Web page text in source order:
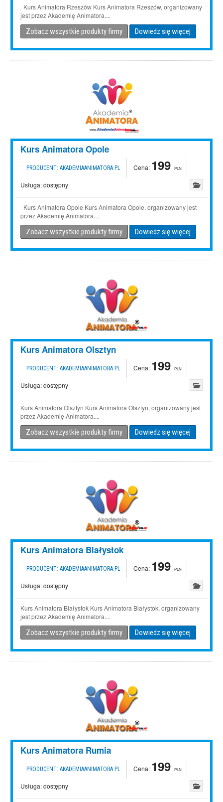
Kurs Animatora Rzeszów Kurs Animatora Rzeszów, organizowany
jest przez Akademię Animatora....
Zobacz wszystkie produkty firmy Dowiedz się więcej
Kurs Animatora Opole
PRODUCENT: AKADEMIAANIMATORA.PL Cena: 199 PLN
Usługa:dostępny
Kurs Animatora Opole Kurs Animatora Opole, organizowany jest
przez Akademię Animatora....
Zobacz wszystkie produkty firmy Dowiedz się więcej
Kurs Animatora Olsztyn
PRODUCENT: AKADEMIAANIMATORA.PL Cena: 199 PLN
Usługa:dostępny
Kurs Animatora Olsztyn Kurs Animatora Olsztyn, organizowany jest
przez Akademię Animatora....
Zobacz wszystkie produkty firmy Dowiedz się więcej
Kurs Animatora Białystok
PRODUCENT: AKADEMIAANIMATORA.PL Cena: 199 PLN
Usługa:dostępny
Kurs Animatora Białystok Kurs Animatora Białystok, organizowany
jest przez Akademię Animatora....
Zobacz wszystkie produkty firmy Dowiedz się więcej
Kurs Animatora Rumia
PRODUCENT: AKADEMIAANIMATORA.PL Cena: 199 PLN
Usługa:dostępny